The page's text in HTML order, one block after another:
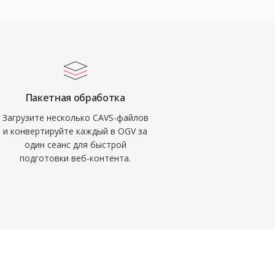
Пакетная обработка
Загрузите несколько CAVS-файлов
и конвертируйте каждый в OGV за
один сеанс для быстрой
подготовки веб-контента.